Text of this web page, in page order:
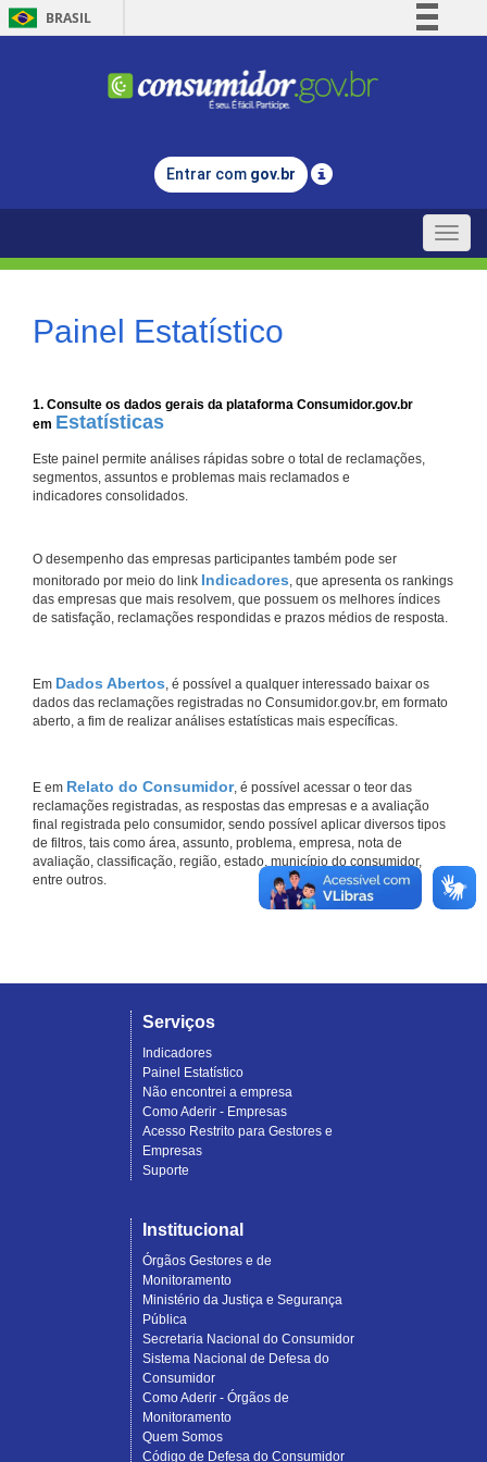
BRASIL
Comunica BR
Legislação
Entrar com gov.br
Toggle
Painel Estatístico
1. Consulte os dados gerais da plataforma Consumidor.gov.br
em Estatísticas
Este painel permite análises rápidas sobre o total de reclamações,
segmentos, assuntos e problemas mais reclamados e
indicadores consolidados.
O desempenho das empresas participantes também pode ser
monitorado por meio do link Indicadores, que apresenta os rankings
das empresas que mais resolvem, que possuem os melhores índices
de satisfação, reclamações respondidas e prazos médios de resposta.
Em Dados Abertos, é possível a qualquer interessado baixar os
dados das reclamações registradas no Consumidor.gov.br, em formato
aberto, a fim de realizar análises estatísticas mais específicas.
E em Relato do Consumidor, é possível acessar o teor das
reclamações registradas, as respostas das empresas e a avaliação
final registrada pelo consumidor, sendo possível aplicar diversos tipos
de filtros, tais como área, assunto, problema, empresa, nota de
avaliação, classificação, região, estado, município do consumidor,
entre outros.
Serviços
Indicadores
Painel Estatístico
Não encontrei a empresa
Como Aderir - Empresas
Acesso Restrito para Gestores e
Empresas
Suporte
Institucional
Órgãos Gestores e de
Monitoramento
Ministério da Justiça e Segurança
Pública
Secretaria Nacional do Consumidor
Sistema Nacional de Defesa do
Consumidor
Como Aderir - Órgãos de
Monitoramento
Quem Somos
Código de Defesa do Consumidor